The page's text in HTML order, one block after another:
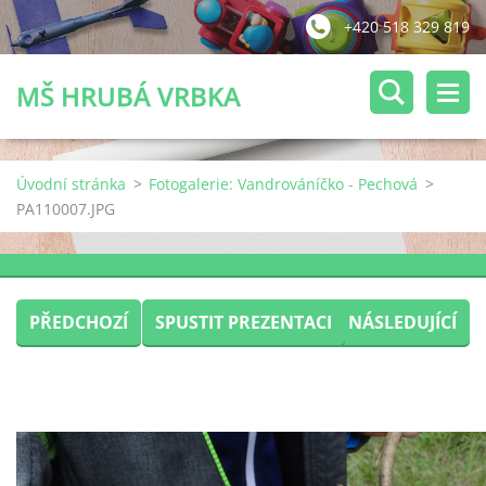
+420 518 329 819
MŠ HRUBÁ VRBKA
Úvodní stránka > Fotogalerie: Vandrováníčko - Pechová >
PA110007.JPG
PŘEDCHOZÍ SPUSTIT PREZENTACI NÁSLEDUJÍCÍ